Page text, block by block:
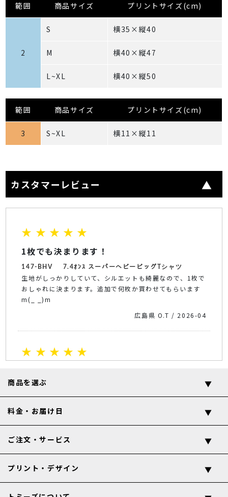
範囲 商品サイズ プリントサイズ(cm)
2
S 横35×縦40
M 横40×縦47
L~XL 横40×縦50
範囲 商品サイズ プリントサイズ(cm)
3 S~XL 横11×縦11
カスタマーレビュー
★ ★ ★ ★ ★
1枚でも決まります！
147-BHV 7.4ｵﾝｽ スーパーヘビービッグTシャツ
生地がしっかりしていて、シルエットも綺麗なので、1枚で
おしゃれに決まります。追加で何枚か買わせてもらいます
m(_ _)m
広島県 O.T / 2026-04
★ ★ ★ ★ ★
商品名：
ツ
今年の新商品なのかな？厚手のオーバーサイズで言う事な
たかも。
ありがとうございました！
埼玉県 T.D / 2026-03
商品を選ぶ
料金・お届け日
ご注文・サービス
プリント・デザイン